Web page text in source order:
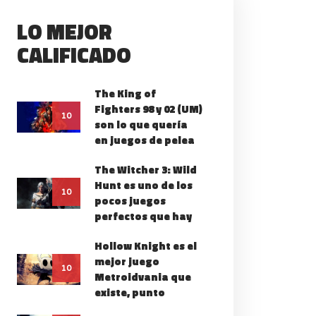
GEAR SOLID V
ZEROES IBA
LO MEJOR
CALIFICADO
10
The King of
Fighters 98 y 02 (UM)
son lo que quería
en juegos de pelea
10
The Witcher 3: Wild
Hunt es uno de los
pocos juegos
perfectos que hay
10
Hollow Knight es el
mejor juego
Metroidvania que
existe, punto